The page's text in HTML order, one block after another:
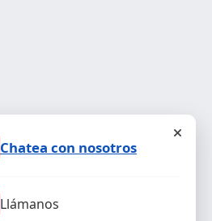
Chatea con nosotros
Llámanos